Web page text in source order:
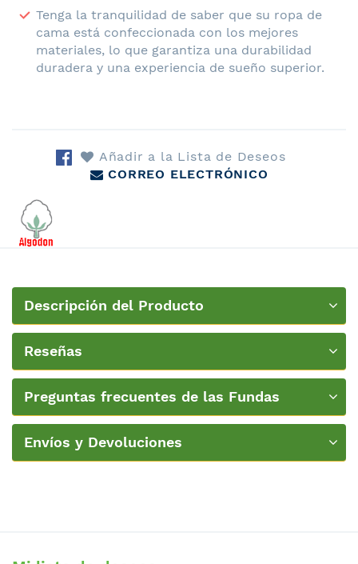
Tenga la tranquilidad de saber que su ropa de
cama está confeccionada con los mejores
materiales, lo que garantiza una durabilidad
duradera y una experiencia de sueño superior.
Añadir a la Lista de Deseos
CORREO ELECTRÓNICO
Descripción del Producto
Reseñas
Preguntas frecuentes de las Fundas
Envíos y Devoluciones